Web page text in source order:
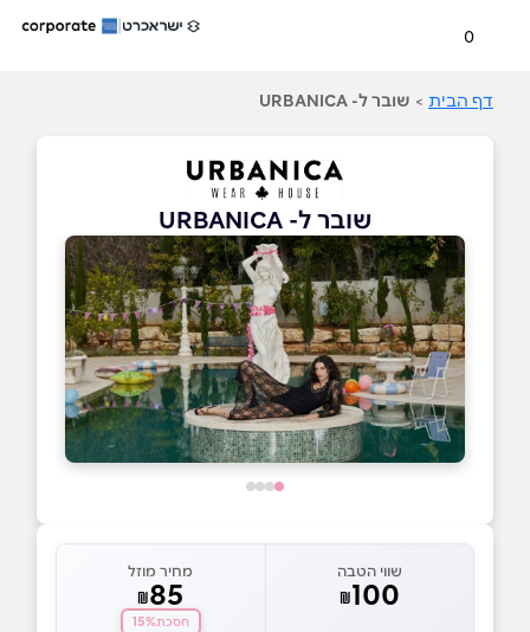
0
דף הבית > שובר ל- URBANICA
שובר ל- URBANICA
שווי הטבה
₪100
מחיר מוזל
₪85
חסכת15%